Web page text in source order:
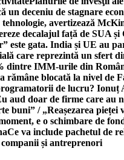
un deceniu de stagnare
avertizează
decalajul față de SUA și
este gata. India și UE au
care reprezintă un sfert
dintre IMM-urile din
rămâne blocată la nivel de
de lucru? Ionuț
aud doar de firme care au
buni” / „Reașezarea pieței
e o schimbare de
Ce va include pachetul de
și antreprenori